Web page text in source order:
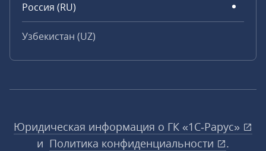
Россия (RU)
Узбекистан (UZ)
Юридическая информация о ГК «1С‑Рарус»
и Политика конфиденциальности
.